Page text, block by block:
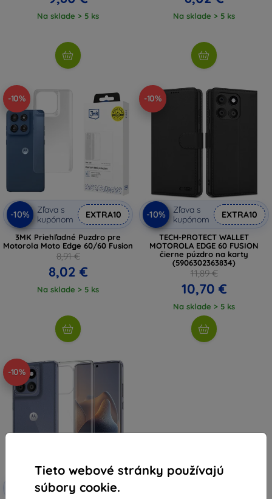
Tieto webové stránky používajú
súbory cookie.
Na sklade > 5 ks Na sklade > 5 ks
-10%
-10%
Zľava s
kupónom
EXTRA10
3MK Priehľadné Puzdro pre
Motorola Moto Edge 60/60 Fusion
8,91 €
8,02 €
Na sklade > 5 ks
-10%
-10%
Zľava s
kupónom
EXTRA10
TECH-PROTECT WALLET
MOTOROLA EDGE 60 FUSION
čierne púzdro na karty
(5906302363834)
11,89 €
10,70 €
Na sklade > 5 ks
-10%
Zľava s
kupónom
EXTRA10